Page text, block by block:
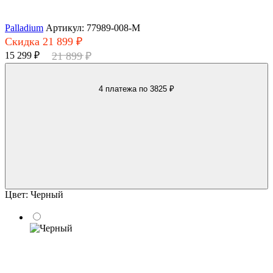
Palladium Артикул: 77989-008-M
Скидка 21 899 ₽
15 299 ₽ 21 899 ₽
4 платежа по 3825 ₽
Цвет: Черный